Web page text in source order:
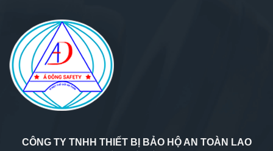
CÔNG TY TNHH THIẾT BỊ BẢO HỘ AN TOÀN LAO